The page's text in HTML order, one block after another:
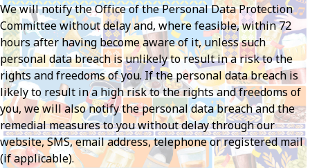
We will notify the Office of the Personal Data Protection
Committee without delay and, where feasible, within 72
hours after having become aware of it, unless such
personal data breach is unlikely to result in a risk to the
rights and freedoms of you. If the personal data breach is
likely to result in a high risk to the rights and freedoms of
you, we will also notify the personal data breach and the
remedial measures to you without delay through our
website, SMS, email address, telephone or registered mail
(if applicable).